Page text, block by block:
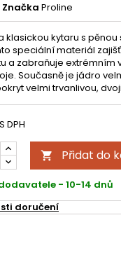
Značka Proline
klasickou kytaru s pěnou
speciální materiál
a zabraňuje extrémním
Současně je jádro
velmi trvanlivou,
S DPH
 Přidat do
- 10-14 dnů
doručení